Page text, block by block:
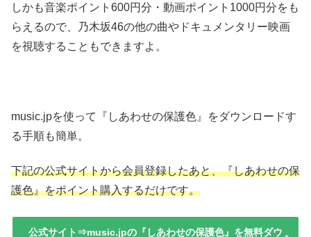
しかも音楽ポイント600円分・動画ポイント1000円分をも
らえるので、乃木坂46の他の曲やドキュメンタリー映画
を視聴することもできますよ。
music.jpを使って『しあわせの保護色』をダウンロードす
る手順も簡単。
下記の公式サイトから会員登録したあと、『しあわせの保
護色』をポイント購入するだけです。
公式サイト⇒music.jpの『しあわせの保護色』を無料ダウ